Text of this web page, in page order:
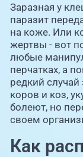
Заразная у
паразит
на коже. Или
жертвы - вот
любые
перчатках, а
редкий
коров и коз,
болеют, но
своем
Как